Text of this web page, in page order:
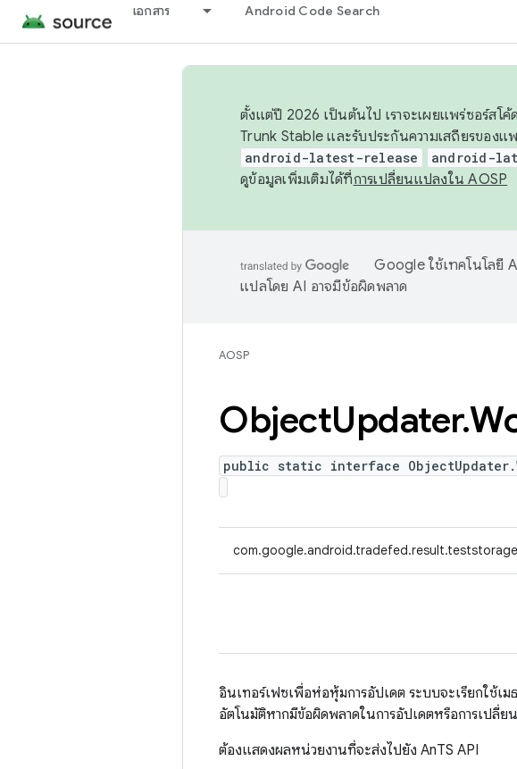
เอกสาร Android Code Search
ตั้งแต่ปี 2026 เป็นต้นไป เราจะเผยแพร่ซอร์สโ
Trunk Stable และรับประกันความเสถียรของแ
android-latest-release android-
ดูข้อมูลเพิ่มเติมได้ที่การเปลี่ยนแปลงใน AOSP
Google ใช้เทคโนโลยี
แปลโดย AI อาจมีข้อผิดพลาด
AOSP
ObjectUpdater.
public static interface
อินเทอร์เฟซเพื่อห่อหุ้มการอัปเดต ระบบจะเรียกใช้เ
อัตโนมัติหากมีข้อผิดพลาดในการอัปเดตหรือการเปลี่ย
ต้องแสดงผลหน่วยงานที่จะส่งไปยัง AnTS API